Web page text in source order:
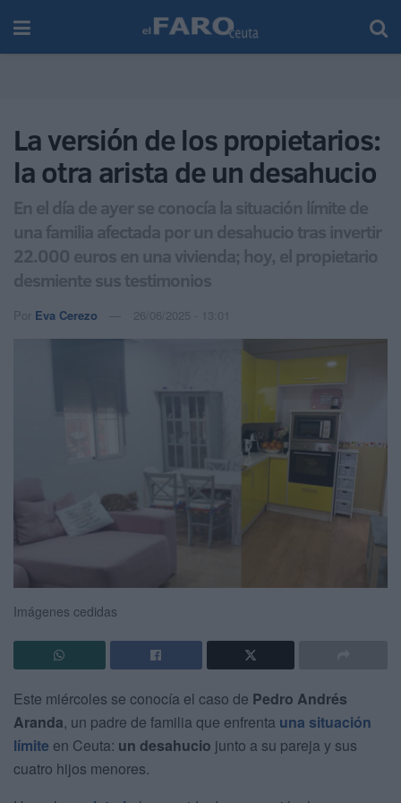
La versión de los propietarios:
la otra arista de un desahucio
En el día de ayer se conocía la situación límite de
una familia afectada por un desahucio tras invertir
22.000 euros en una vivienda; hoy, el propietario
desmiente sus testimonios
Por Eva Cerezo 26/06/2025 - 13:01
Imágenes cedidas
Este miércoles se conocía el caso de Pedro Andrés
Aranda, un padre de familia que enfrenta una situación
límite en Ceuta: un desahucio junto a su pareja y sus
cuatro hijos menores.